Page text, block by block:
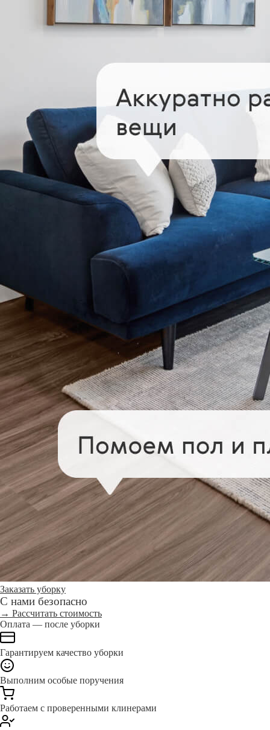
Заказать уборку
С нами безопасно
→ Рассчитать стоимость
Оплата — после уборки
Гарантируем качество уборки
Выполним особые поручения
Работаем с проверенными клинерами